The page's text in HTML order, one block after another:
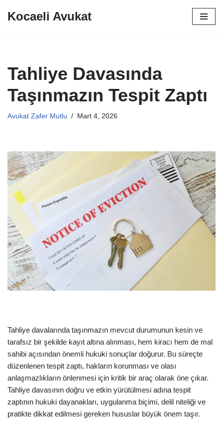
Kocaeli Avukat
Tahliye Davasında
Taşınmazın Tespit Zaptı
Avukat Zafer Mutlu Mart 4, 2026
Tahliye davalarında taşınmazın mevcut durumunun kesin ve
tarafsız bir şekilde kayıt altına alınması, hem kiracı hem de mal
sahibi açısından önemli hukuki sonuçlar doğurur. Bu süreçte
düzenlenen tespit zaptı, hakların korunması ve olası
anlaşmazlıkların önlenmesi için kritik bir araç olarak öne çıkar.
Tahliye davasının doğru ve etkin yürütülmesi adına tespit
zaptının hukuki dayanakları, uygulanma biçimi, delil niteliği ve
pratikte dikkat edilmesi gereken hususlar büyük önem taşır.